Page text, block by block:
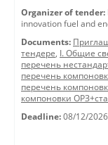
Organizer of tender:
innovation fuel and
Documents:
тендере, I. Общие
перечень
перечень
перечень
компоновки
Deadline: 08/12/2026